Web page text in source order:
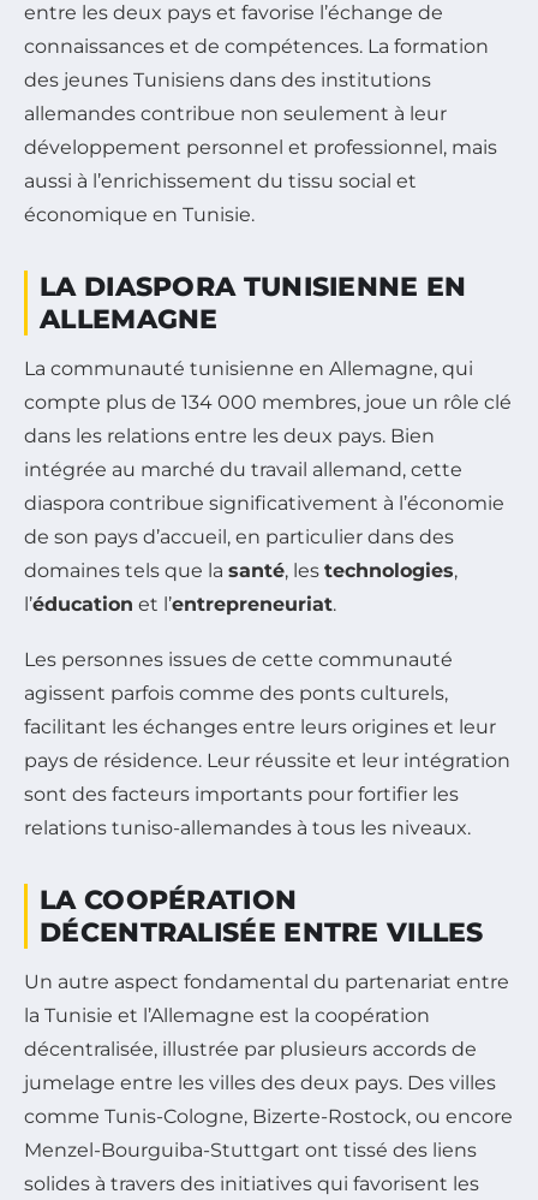
entre les deux pays et favorise l’échange de
connaissances et de compétences. La formation
des jeunes Tunisiens dans des institutions
allemandes contribue non seulement à leur
développement personnel et professionnel, mais
aussi à l’enrichissement du tissu social et
économique en Tunisie.
LA DIASPORA TUNISIENNE EN
ALLEMAGNE
La communauté tunisienne en Allemagne, qui
compte plus de 134 000 membres, joue un rôle clé
dans les relations entre les deux pays. Bien
intégrée au marché du travail allemand, cette
diaspora contribue significativement à l’économie
de son pays d’accueil, en particulier dans des
domaines tels que la santé, les technologies,
l’éducation et l’entrepreneuriat.
Les personnes issues de cette communauté
agissent parfois comme des ponts culturels,
facilitant les échanges entre leurs origines et leur
pays de résidence. Leur réussite et leur intégration
sont des facteurs importants pour fortifier les
relations tuniso-allemandes à tous les niveaux.
LA COOPÉRATION
DÉCENTRALISÉE ENTRE VILLES
Un autre aspect fondamental du partenariat entre
la Tunisie et l’Allemagne est la coopération
décentralisée, illustrée par plusieurs accords de
jumelage entre les villes des deux pays. Des villes
comme Tunis-Cologne, Bizerte-Rostock, ou encore
Menzel-Bourguiba-Stuttgart ont tissé des liens
solides à travers des initiatives qui favorisent les